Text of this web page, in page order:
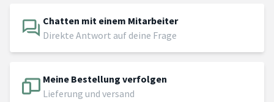
Chatten mit einem Mitarbeiter
Direkte Antwort auf deine Frage
Meine Bestellung verfolgen
Lieferung und versand